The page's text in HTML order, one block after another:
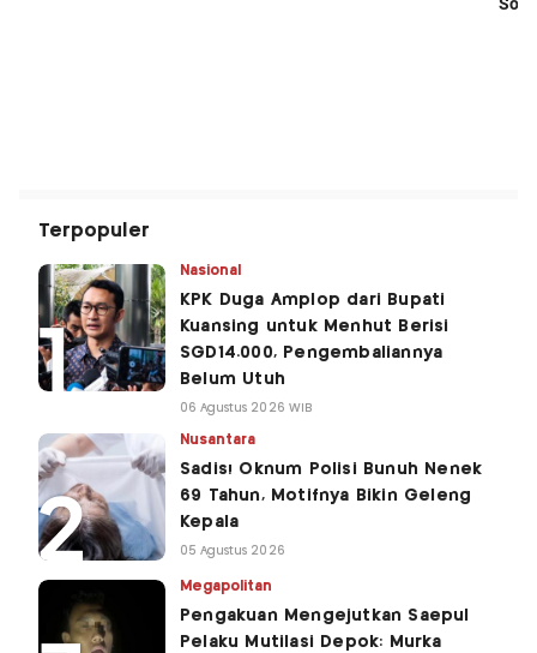
Terpopuler
Nasional
KPK Duga Amplop dari Bupati
Kuansing untuk Menhut Berisi
SGD14.000, Pengembaliannya
Belum Utuh
06 Agustus 2026 WIB
Nusantara
Sadis! Oknum Polisi Bunuh Nenek
69 Tahun, Motifnya Bikin Geleng
Kepala
05 Agustus 2026
Megapolitan
Pengakuan Mengejutkan Saepul
Pelaku Mutilasi Depok: Murka